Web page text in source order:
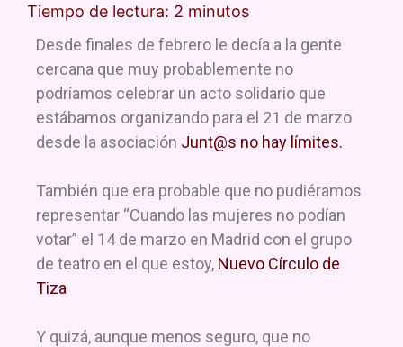
e
b
o
o
k
l
A
p
p
k
m
p
ar
tir
Tiempo de lectura: 2 minutos
Desde finales de febrero le decía a la gente
cercana que muy probablemente no
podríamos celebrar un acto solidario que
estábamos organizando para el 21 de marzo
desde la asociación Junt@s no hay límites.
También que era probable que no pudiéramos
representar “Cuando las mujeres no podían
votar” el 14 de marzo en Madrid con el grupo
de teatro en el que estoy, Nuevo Círculo de
Tiza
Y quizá, aunque menos seguro, que no